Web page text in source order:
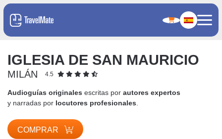
IGLESIA DE SAN MAURICIO
MILÁN 4.5
Audioguías originales escritas por autores expertos
y narradas por locutores profesionales
COMPRAR